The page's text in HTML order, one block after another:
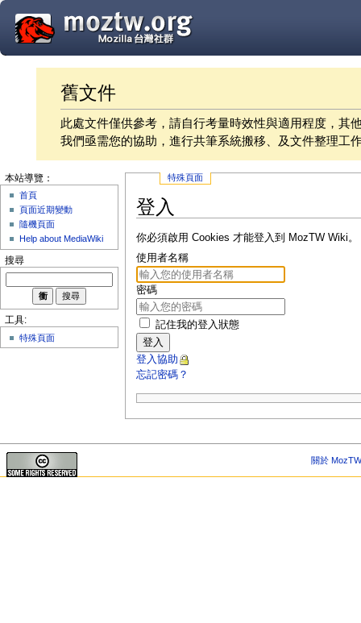
舊文件
此處文件僅供參考，請自行考量時效性與適用程度，其
我們亟需您的協助，進行共筆系統搬移、及文件整理工
特殊頁面
登入
你必須啟用 Cookies 才能登入到 MozTW Wiki。
使用者名稱
密碼
記住我的登入狀態
登入
登入協助
忘記密碼？
本站導覽：
首頁
頁面近期變動
隨機頁面
Help about MediaWiki
搜尋
工具:
特殊頁面
關於